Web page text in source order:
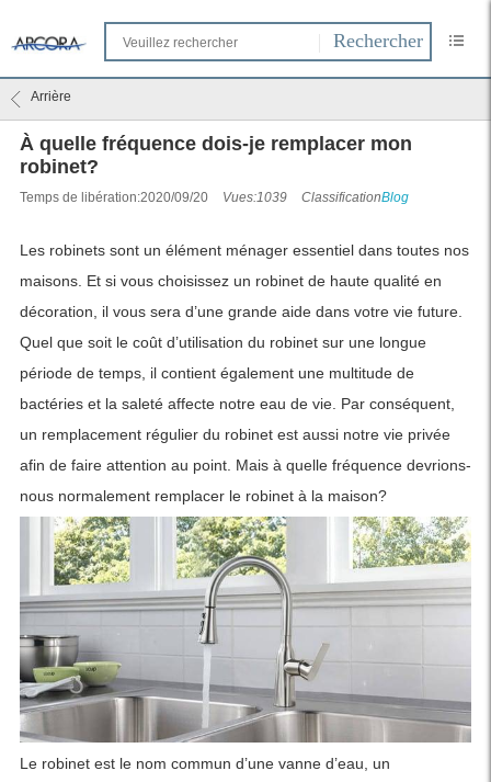
Arrière
À quelle fréquence dois-je remplacer mon
robinet?
Temps de libération:2020/09/20 Vues:1039 ClassificationBlog
Les robinets sont un élément ménager essentiel dans toutes nos
maisons. Et si vous choisissez un robinet de haute qualité en
décoration, il vous sera d’une grande aide dans votre vie future.
Quel que soit le coût d’utilisation du robinet sur une longue
période de temps, il contient également une multitude de
bactéries et la saleté affecte notre eau de vie. Par conséquent,
un remplacement régulier du robinet est aussi notre vie privée
afin de faire attention au point. Mais à quelle fréquence devrions-
nous normalement remplacer le robinet à la maison?
Le robinet est le nom commun d’une vanne d’eau, un